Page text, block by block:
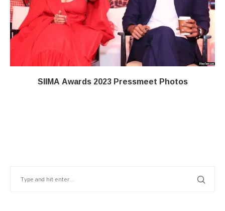
SIIMA Awards 2023 Pressmeet Photos